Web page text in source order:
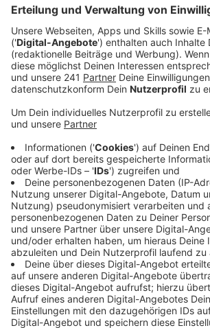
gefahrenen Kilometer auf dem
sammeln.
Veröffentlicht:Mittwoch, 21.05.2025 06:07
Anzeige
Das Stadtradeln wird zweistellig. Auch
können alle Menschen, die in
sind, ihre gefahrenen Fahrradkilometer
01. Juni an für drei Wochen. Damit
Stadtradeln dieses Jahr schon zum
Die letzten Ausgaben waren sehr
Anzeige
Mitmachen alleine oder im Team
Anzeige